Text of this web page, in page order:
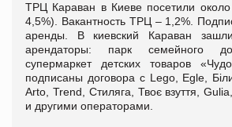
ТРЦ Караван в Киеве посетили
4,5%). Вакантность ТРЦ – 1,2%.
аренды. В киевский Караван
арендаторы: парк семейного
супермаркет детских товаров
подписаны договора с Lego, Egle,
Arto, Trend, Стиляга, Твоє взуття,
и другими операторами.